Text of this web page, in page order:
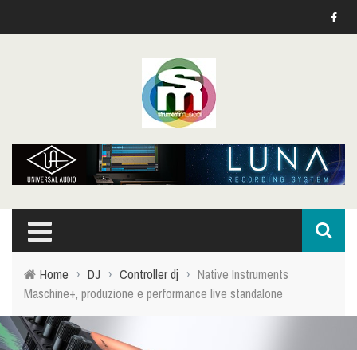
Home › DJ › Controller dj › Native Instruments
Maschine+, produzione e performance live standalone